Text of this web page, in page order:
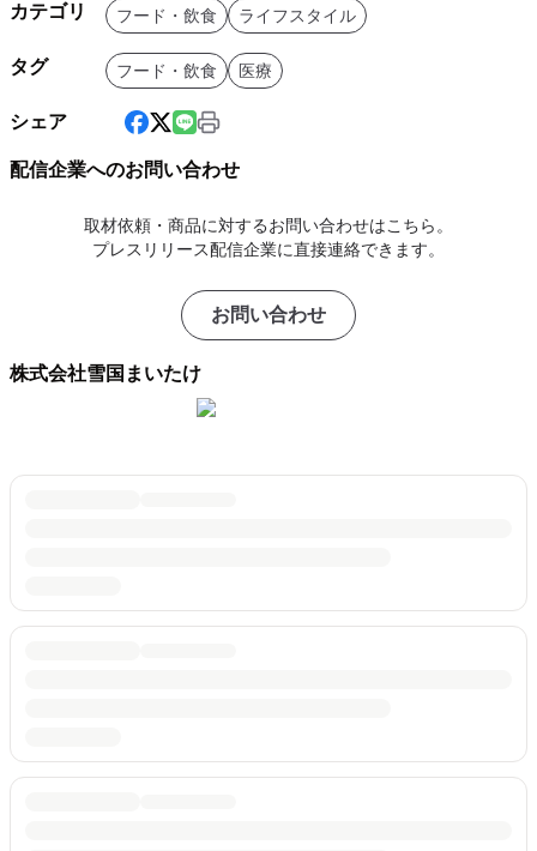
カテゴリ フード・飲食 ライフスタイル
タグ フード・飲食 医療
シェア
配信企業へのお問い合わせ
取材依頼・商品に対するお問い合わせはこちら。
プレスリリース配信企業に直接連絡できます。
お問い合わせ
株式会社雪国まいたけ